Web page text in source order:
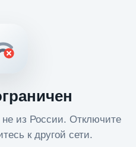
из России. Отключите
к другой сети.